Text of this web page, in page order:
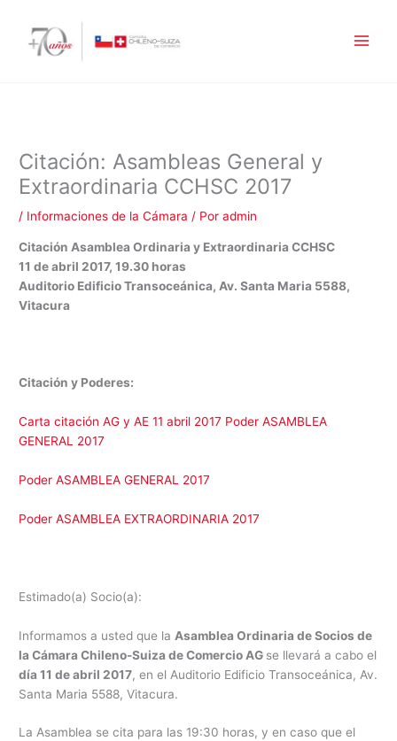
contenido
Citación: Asambleas General y
Extraordinaria CCHSC 2017
/ Informaciones de la Cámara / Poradmin
Citación Asamblea Ordinaria y Extraordinaria CCHSC
11 de abril 2017, 19.30 horas
Auditorio Edificio Transoceánica, Av. Santa Maria 5588,
Vitacura
Citación y Poderes:
Carta citación AG y AE 11 abril 2017 Poder ASAMBLEA
GENERAL 2017
Poder ASAMBLEA GENERAL 2017
Poder ASAMBLEA EXTRAORDINARIA 2017
Estimado(a) Socio(a):
Informamos a usted que la Asamblea Ordinaria de Socios de
la Cámara Chileno-Suiza de Comercio AG se llevará a cabo el
día 11 de abril 2017, en el Auditorio Edificio Transoceánica, Av.
Santa Maria 5588, Vitacura.
La Asamblea se cita para las 19:30 horas, y en caso que el